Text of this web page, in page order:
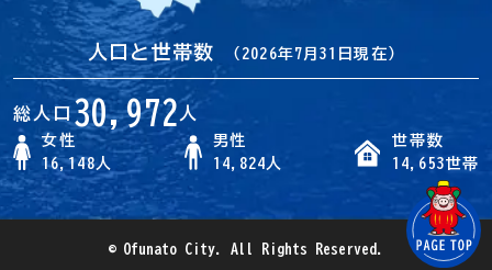
人口と世帯数 （2026年7月31日現在）
総人口30,972人
女性
16,148人
男性
14,824人
世帯数
14,653世帯
© Ofunato City. All Rights Reserved.